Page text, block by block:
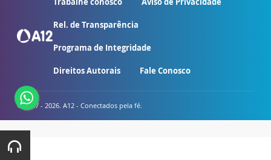
Rel. de Transparência
Programa de Integridade
Direitos Autorais Fale Conosco
© 2007 - 2026. A12 - Conectados pela fé.